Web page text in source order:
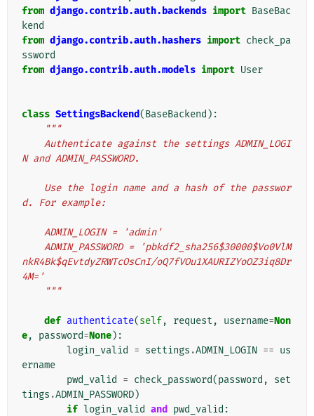
from django.contrib.auth.backends import BaseBac
kend
from django.contrib.auth.hashers import check_pa
ssword
from django.contrib.auth.models import User
class SettingsBackend(BaseBackend ):
"""
N and ADMIN_PASSWORD.
d. For example:
    ADMIN_LOGIN = 'admin'
nkR4Bk$qEvtdyZRWTcOsCnI/oQ7fVOu1XAURIZYoOZ3iq8Dr
4M='
    """
def authenticate(self, request , username=Non
e, password=None):
login_valid
= settings .ADMIN_LOGIN == us
ername
pwd_valid
= check_password(password ,
set
tings .ADMIN_PASSWORD)
if login_valid and pwd_valid :